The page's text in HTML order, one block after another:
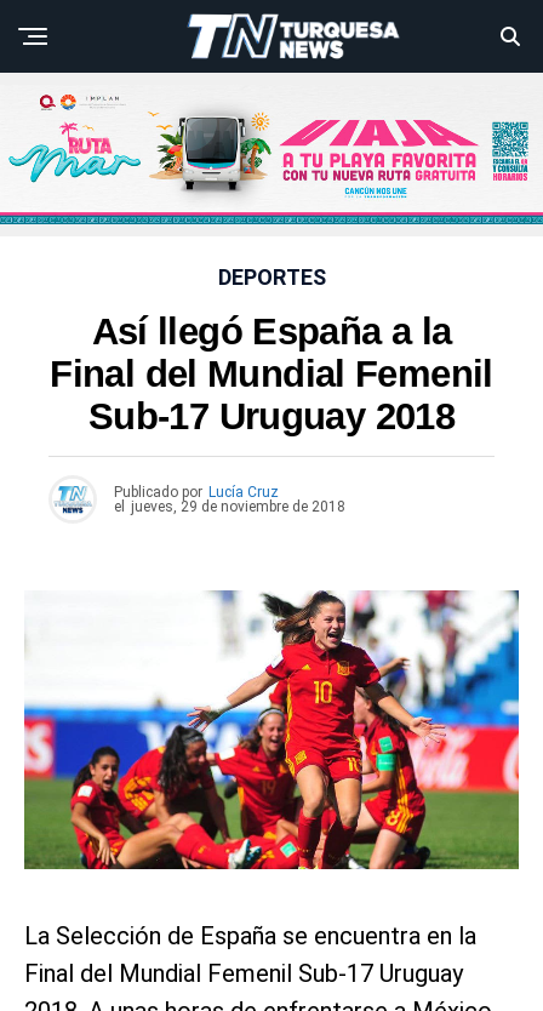
DEPORTES
Así llegó España a la
Final del Mundial Femenil
Sub-17 Uruguay 2018
Publicado por Lucía Cruz
el
jueves, 29 de noviembre de 2018
La Selección de España se encuentra en la
Final del Mundial Femenil Sub-17 Uruguay